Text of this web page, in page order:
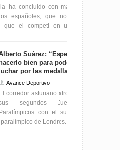
ha concluido con malos
españoles, que no se
que el competi en unos
Suárez: “Espero
hacerlo bien para poder
luchar por las medallas"
Avance Deportivo
El corredor asturiano afronta
segundos Juegos
Paralímpicos con el sueño
de Londres.